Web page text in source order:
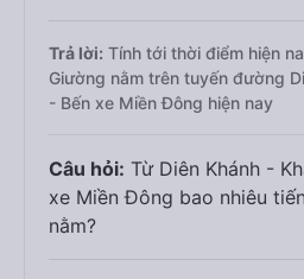
Trả lời: Tính tới thời điểm hiện
Giường nằm trên tuyến đường
- Bến xe Miền Đông hiện nay
Câu hỏi: Từ Diên Khánh -
xe Miền Đông bao nhiêu
nằm?